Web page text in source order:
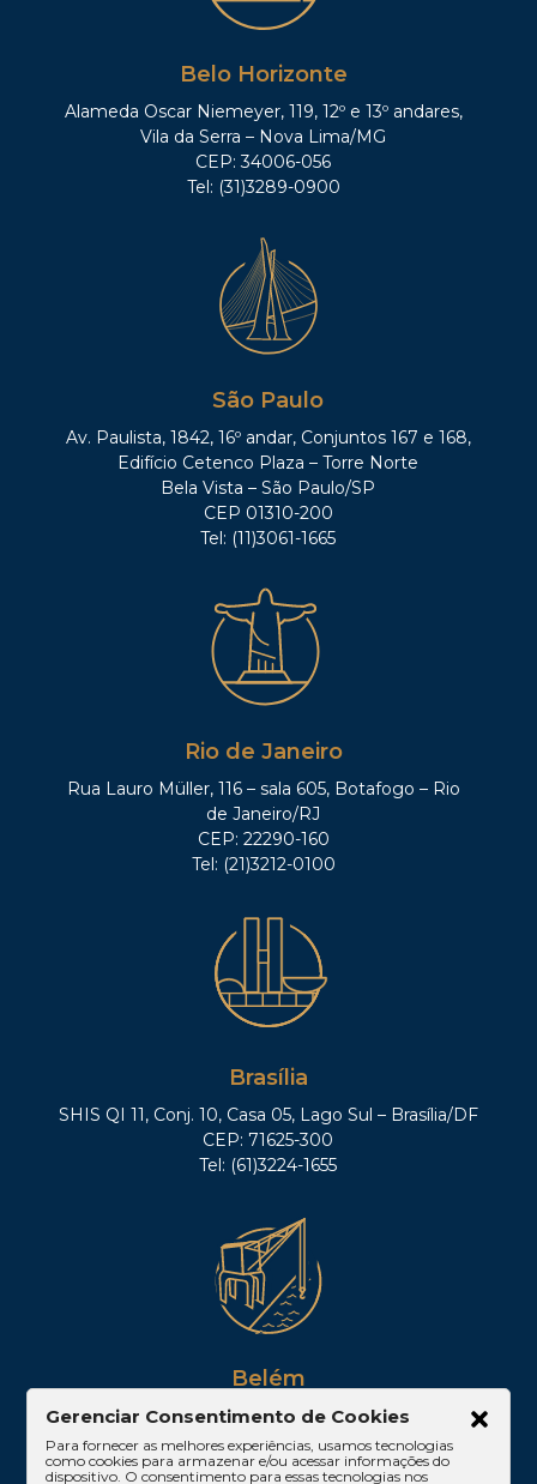
Belo Horizonte
Alameda Oscar Niemeyer, 119, 12º e 13º andares,
Vila da Serra – Nova Lima/MG
CEP: 34006-056
Tel: (31)3289-0900
São Paulo
Av. Paulista, 1842, 16º andar, Conjuntos 167 e 168,
Edifício Cetenco Plaza – Torre Norte
Bela Vista – São Paulo/SP
CEP 01310-200
Tel: (11)3061-1665
Rio de Janeiro
Rua Lauro Müller, 116 – sala 605, Botafogo – Rio
de Janeiro/RJ
CEP: 22290-160
Tel: (21)3212-0100
Brasília
SHIS QI 11, Conj. 10, Casa 05, Lago Sul – Brasília/DF
CEP: 71625-300
Tel: (61)3224-1655
Belém
Av. Visconde de Souza Franco, 05, Sala 2102 –
Edifício Quadra Corporate, Umarizal – Belém/PA
CEP: 66053-000
Gerenciar Consentimento de Cookies
Para fornecer as melhores experiências, usamos tecnologias
como cookies para armazenar e/ou acessar informações do
dispositivo. O consentimento para essas tecnologias nos